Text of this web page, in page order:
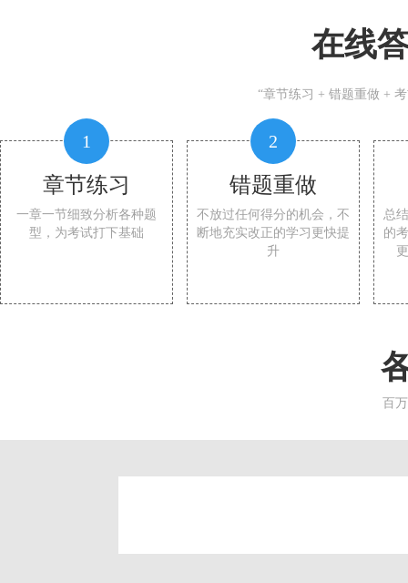
在线
“章节练习 + 错题重做 +
1
章节练习
一章一节细致分析各种题
型，为考试打下基础
2
错题重做
不放过任何得分的机会，不
断地充实改正的学习更快提
升
总
的
百